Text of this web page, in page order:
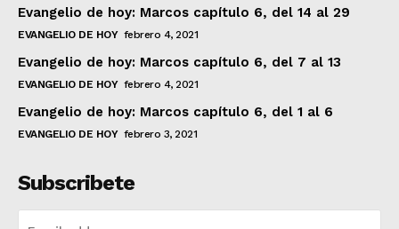
Evangelio de hoy: Marcos capítulo 6, del 14 al 29
EVANGELIO DE HOY febrero 4, 2021
Evangelio de hoy: Marcos capítulo 6, del 7 al 13
EVANGELIO DE HOY febrero 4, 2021
Evangelio de hoy: Marcos capítulo 6, del 1 al 6
EVANGELIO DE HOY febrero 3, 2021
Subscribete